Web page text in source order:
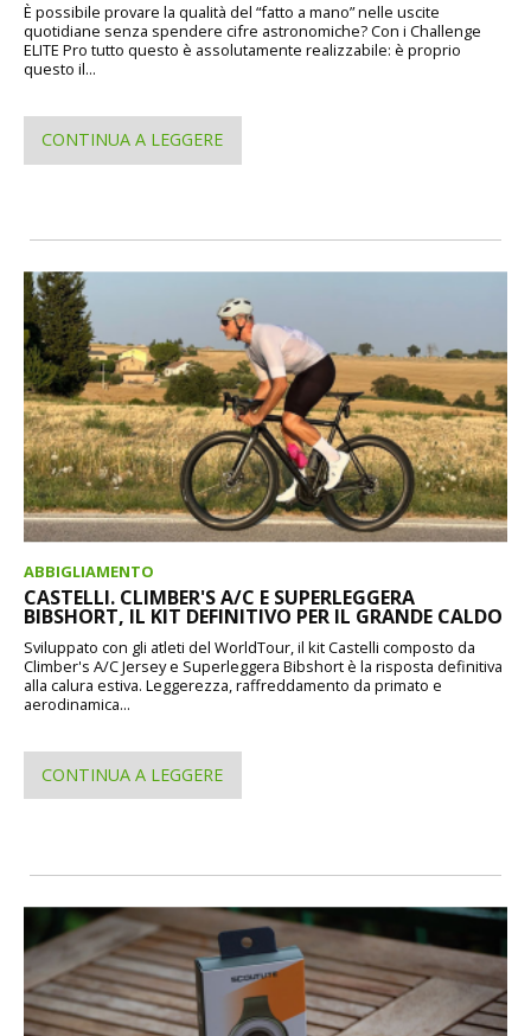
È possibile provare la qualità del “fatto a mano” nelle uscite
quotidiane senza spendere cifre astronomiche? Con i Challenge
ELITE Pro tutto questo è assolutamente realizzabile: è proprio
questo il...
CONTINUA A LEGGERE
ABBIGLIAMENTO
CASTELLI. CLIMBER'S A/C E SUPERLEGGERA
BIBSHORT, IL KIT DEFINITIVO PER IL GRANDE CALDO
Sviluppato con gli atleti del WorldTour, il kit Castelli composto da
Climber's A/C Jersey e Superleggera Bibshort è la risposta definitiva
alla calura estiva. Leggerezza, raffreddamento da primato e
aerodinamica...
CONTINUA A LEGGERE